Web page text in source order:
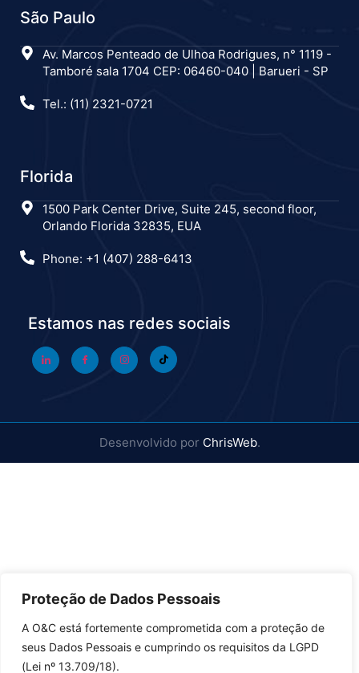
Proteção de Dados Pessoais
A O&C está fortemente comprometida com a proteção de
seus Dados Pessoais e cumprindo os requisitos da LGPD
(Lei nº 13.709/18).
São Paulo
Av. Marcos Penteado de Ulhoa Rodrigues, n° 1119 -
Tamboré sala 1704 CEP: 06460-040 | Barueri - SP
Tel.: (11) 2321-0721
Florida
1500 Park Center Drive, Suite 245, second floor,
Orlando Florida 32835, EUA
Phone: +1 (407) 288-6413
Estamos nas redes sociais
Desenvolvido por ChrisWeb.